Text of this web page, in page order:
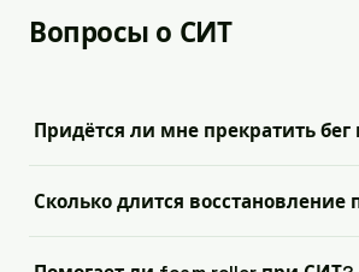
Вопросы о СИТ
Придётся ли мне прекратить
Сколько длится восстановление